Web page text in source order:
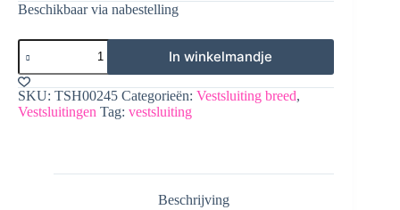
Beschikbaar via nabestelling
Vestsluiting
rode
kraal
in
zilverkleurige
spiraal
In winkelmandje
SKU: TSH00245 Categorieën: Vestsluiting breed,
Vestsluitingen Tag: vestsluiting
Beschrijving